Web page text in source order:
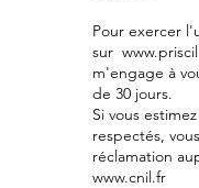
Pour exercer
sur
m'engage à
de 30 jours.
Si vous
respectés,
réclamation
www.cnil.fr